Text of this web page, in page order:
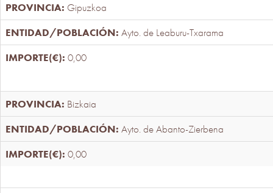
Gipuzkoa
Ayto. de Leaburu-Txarama
0,00
Bizkaia
Ayto. de Abanto-Zierbena
0,00